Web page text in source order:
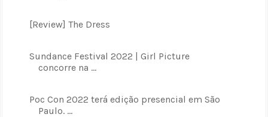
[Review] The Dress
Sundance Festival 2022 | Girl Picture
concorre na ...
Poc Con 2022 terá edição presencial em São
Paulo. ...